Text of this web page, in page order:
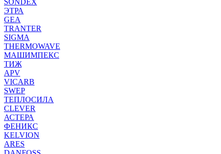
SONDEX
ЭТРА
GEA
TRANTER
SIGMA
THERMOWAVE
МАШИМПЕКС
ТИЖ
APV
VICARB
SWEP
ТЕПЛОСИЛА
CLEVER
АСТЕРА
ФЕНИКС
KELVION
ARES